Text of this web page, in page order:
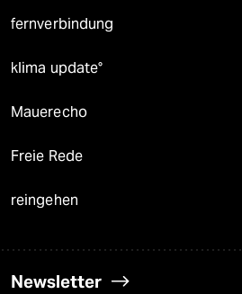
fernverbindung
klima update°
Mauerecho
Freie Rede
reingehen
Newsletter